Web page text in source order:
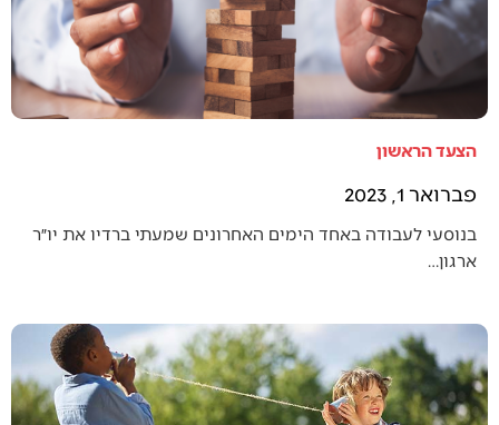
הצעד הראשון
פברואר 1, 2023
בנוסעי לעבודה באחד הימים האחרונים שמעתי ברדיו את יו״ר
ארגון…